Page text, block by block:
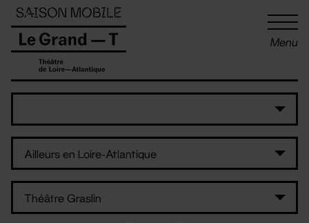
Menu
Panneau de gestion des cookies